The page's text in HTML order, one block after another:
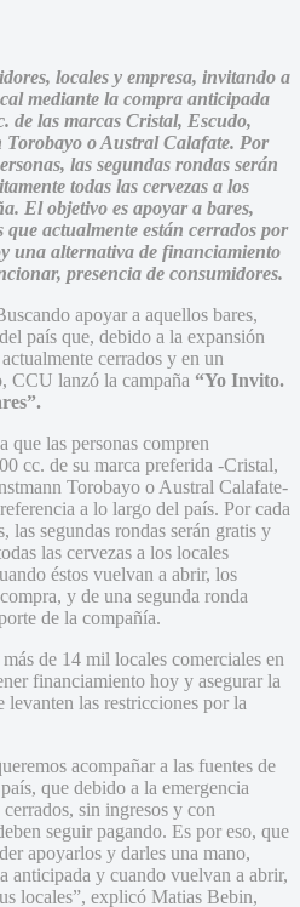
locales y empresa, invitando a
mediante la compra anticipada
de las marcas Cristal, Escudo,
o Austral Calafate. Por
las segundas rondas serán
todas las cervezas a los
El objetivo es apoyar a bares,
que actualmente están cerrados por
una alternativa de financiamiento
presencia de consumidores.
apoyar a aquellos bares,
país que, debido a la expansión
cerrados y en un
CCU lanzó la campaña “Yo Invito.
las personas compren
cc. de su marca preferida -Cristal,
Torobayo o Austral Calafate-
a lo largo del país. Por cada
las segundas rondas serán gratis y
las cervezas a los locales
éstos vuelvan a abrir, los
y de una segunda ronda
de la compañía.
de 14 mil locales comerciales en
financiamiento hoy y asegurar la
levanten las restricciones por la
acompañar a las fuentes de
que debido a la emergencia
sin ingresos y con
seguir pagando. Es por eso, que
apoyarlos y darles una mano,
anticipada y cuando vuelvan a abrir,
locales”, explicó Matias Bebin,